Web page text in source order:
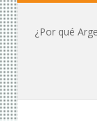
¿Por qué